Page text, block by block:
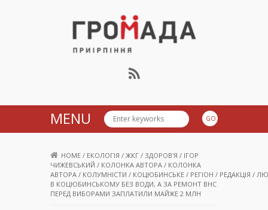
Громада Приірпіння
MENU
HOME / ЕКОЛОГІЯ / ЖКГ / ЗДОРОВ'Я / ІГОР
ЧИЖЕВСЬКИЙ / КОЛОНКА АВТОРА / КОЛОНКА
АВТОРА / КОЛУМНІСТИ / КОЦЮБИНСЬКЕ / РЕГІОН / РЕДАКЦІЯ /
В КОЦЮБИНСЬКОМУ БЕЗ ВОДИ, А ЗА РЕМОНТ ВНС
ПЕРЕД ВИБОРАМИ ЗАПЛАТИЛИ МАЙЖЕ 2 МЛН